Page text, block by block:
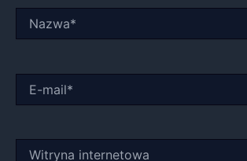
mail*